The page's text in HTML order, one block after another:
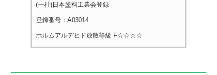
(一社)日本塗料工業会登録
登録番号：A03014
ホルムアルデヒド放散等級 F☆☆☆☆